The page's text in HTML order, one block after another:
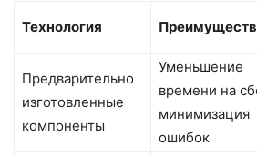
Технология
Предварительно
изготовленные
компоненты
Уменьшение
времени на
минимизация
ошибок